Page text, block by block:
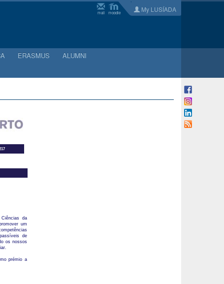
mail moodle My LUSÍADA
ERASMUS
ALUMNI
da
um
de
os nossos
prémio a